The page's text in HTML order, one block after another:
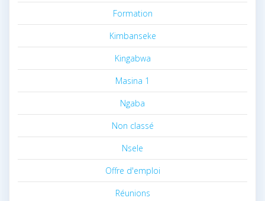
Formation
Kimbanseke
Kingabwa
Masina 1
Ngaba
Non classé
Nsele
Offre d'emploi
Réunions